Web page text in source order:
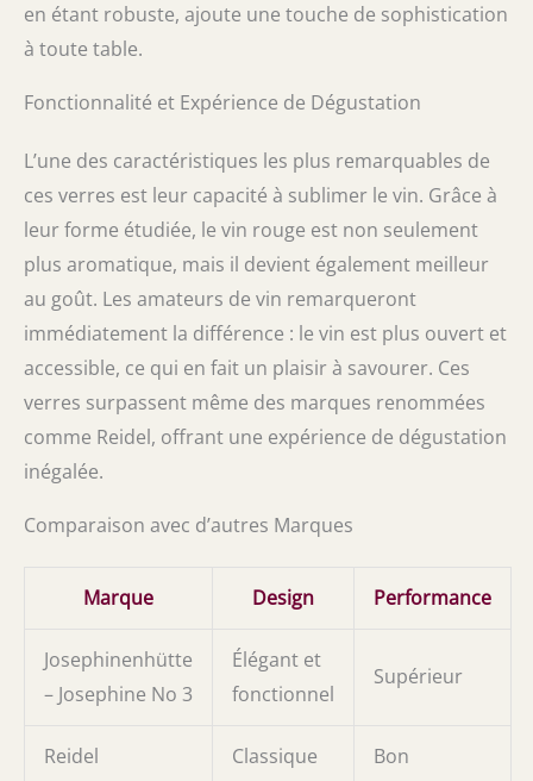
en étant robuste, ajoute une touche de sophistication
à toute table.
Fonctionnalité et Expérience de Dégustation
L’une des caractéristiques les plus remarquables de
ces verres est leur capacité à sublimer le vin. Grâce à
leur forme étudiée, le vin rouge est non seulement
plus aromatique, mais il devient également meilleur
au goût. Les amateurs de vin remarqueront
immédiatement la différence : le vin est plus ouvert et
accessible, ce qui en fait un plaisir à savourer. Ces
verres surpassent même des marques renommées
comme Reidel, offrant une expérience de dégustation
inégalée.
Comparaison avec d’autres Marques
Marque Design Performance
Josephinenhütte
– Josephine No 3
Élégant et
fonctionnel
Supérieur
Reidel Classique Bon